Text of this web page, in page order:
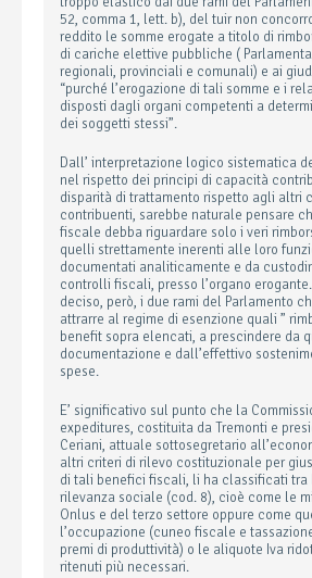
52, comma 1, lett. b), del tuir non
reddito le somme erogate a titolo di
di cariche elettive pubbliche (
regionali, provinciali e comunali) e ai
“purché l’erogazione di tali somme e i
disposti dagli organi competenti a
dei soggetti stessi”.
Dall’ interpretazione logico sistematica
nel rispetto dei principi di capacità
disparità di trattamento rispetto agli altri
contribuenti, sarebbe naturale pensare
fiscale debba riguardare solo i veri
quelli strettamente inerenti alle loro
documentati analiticamente e da
controlli fiscali, presso l’organo
deciso, però, i due rami del Parlamento
attrarre al regime di esenzione quali ”
benefit sopra elencati, a prescindere da
documentazione e dall’effettivo
spese.
E’ significativo sul punto che la
expeditures, costituita da Tremonti e
Ceriani, attuale sottosegretario
altri criteri di rilevo costituzionale per
di tali benefici fiscali, li ha classificati tra
rilevanza sociale (cod. 8), cioè come le
Onlus e del terzo settore oppure come
l’occupazione (cuneo fiscale e
premi di produttività) o le aliquote Iva
ritenuti più necessari.